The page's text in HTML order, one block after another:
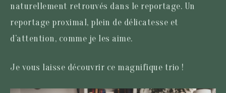
naturellement retrouvés dans le reportage. Un
reportage proximal, plein de délicatesse et
d’attention, comme je les aime.
Je vous laisse découvrir ce magnifique trio !